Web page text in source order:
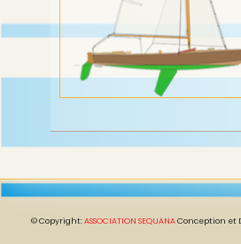
© Copyright:ASSOCIATION SEQUANAConception et